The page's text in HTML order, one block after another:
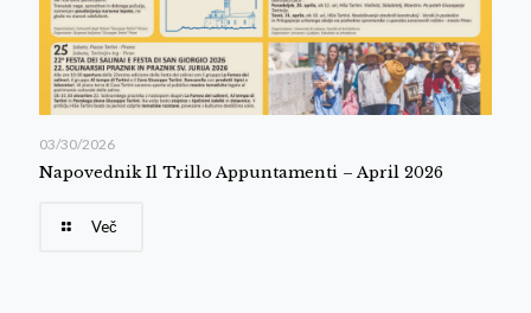
03/30/2026
Napovednik Il Trillo Appuntamenti – April 2026
Več